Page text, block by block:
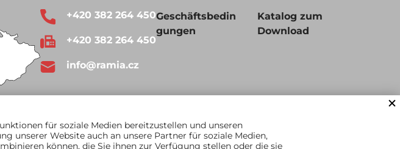
+420 382 264 450
+420 382 264 450
info@ramia.cz
Geschäftsbedin
gungen
Katalog zum
Download
für soziale Medien bereitzustellen und unseren
unserer Website auch an unsere Partner für soziale Medien,
können, die Sie ihnen zur Verfügung stellen oder die sie